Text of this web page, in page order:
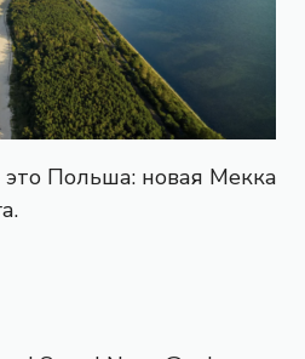
Польша: новая Мекка